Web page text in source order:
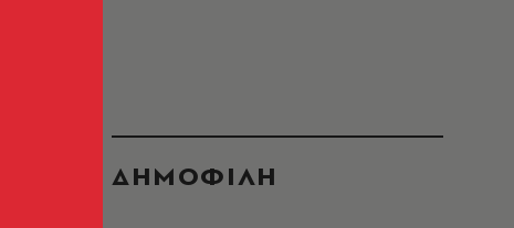
ΔΗΜΟΦΙΛΗ